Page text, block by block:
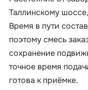
Таллинскому
Время в пути
поэтому смесь
сохранение
точное время
готова к приёмке.